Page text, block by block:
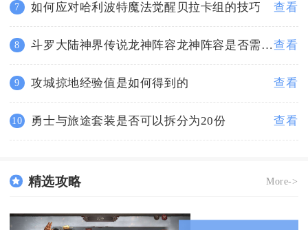
7 如何应对哈利波特魔法觉醒贝拉卡组的技巧 查看
8 斗罗大陆神界传说龙神阵容龙神阵容是否需要根据战局变化查看
9 攻城掠地经验值是如何得到的 查看
10 勇士与旅途套装是否可以拆分为20份 查看
精选攻略 More->